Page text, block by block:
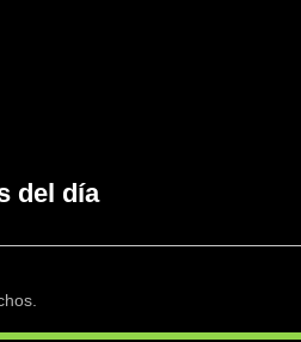
del día